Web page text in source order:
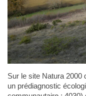
Sur le site Natura 2000
un prédiagnostic